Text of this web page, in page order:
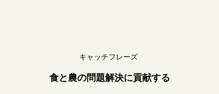
キャッチフレーズ
食と農の問題解決に貢献する